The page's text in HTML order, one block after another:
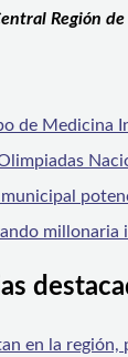
Región
de Medicina
millonaria